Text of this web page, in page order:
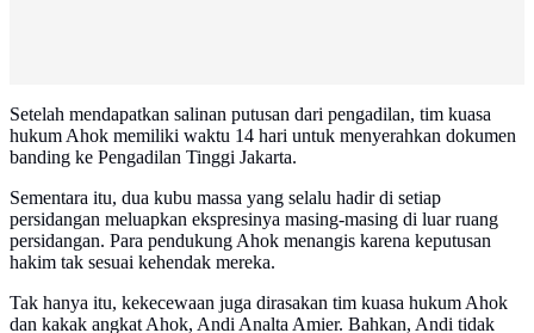
Setelah mendapatkan salinan putusan dari pengadilan, tim kuasa
hukum Ahok memiliki waktu 14 hari untuk menyerahkan dokumen
banding ke Pengadilan Tinggi Jakarta.
Sementara itu, dua kubu massa yang selalu hadir di setiap
persidangan meluapkan ekspresinya masing-masing di luar ruang
persidangan. Para pendukung Ahok menangis karena keputusan
hakim tak sesuai kehendak mereka.
Tak hanya itu, kekecewaan juga dirasakan tim kuasa hukum Ahok
dan kakak angkat Ahok, Andi Analta Amier. Bahkan, Andi tidak